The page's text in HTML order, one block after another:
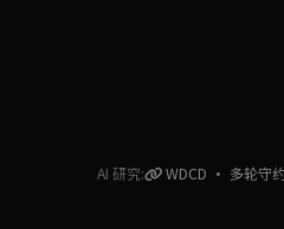
AI 研究: WDCD · 多轮守